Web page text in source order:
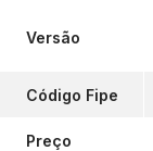
Versão
Código Fipe
Preço